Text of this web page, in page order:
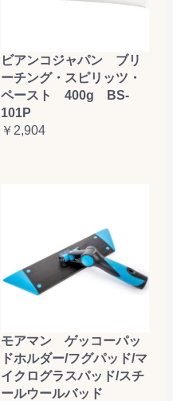
ビアンコジャパン ブリ
ーチング・スピリッツ・
ペースト 400g BS-
101P
￥2,904
モアマン ゲッコーパッ
ドホルダー/フグパッド/マ
イクログラスパッド/スチ
ールウールバッド